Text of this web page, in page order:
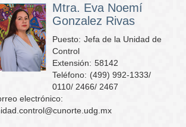
Mtra. Eva Noemí
Gonzalez Rivas
Puesto: Jefa de la Unidad de
Control
Extensión: 58142
Teléfono: (499) 992-1333/
0110/ 2466/ 2467
electrónico: